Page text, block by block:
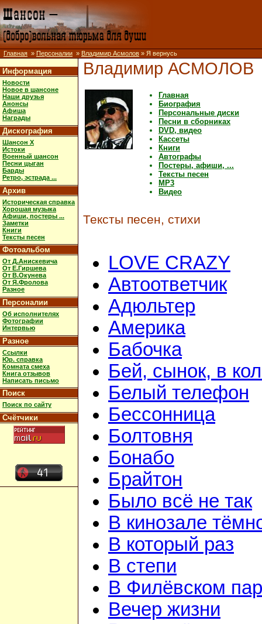
Главная » Персоналии » Владимир Асмолов » Я вернусь
Информация
Новости
Новое в шансоне
Наши друзья
Анонсы
Афиша
Награды
Дискография
Шансон X
Истоки
Военный шансон
Песни цыган
Барды
Ретро, эстрада ...
Архив
Историческая справка
Хорошая музыка
Афиши, постеры ...
Заметки
Книги
Тексты песен
Фотоальбом
От Д.Анискевича
От Е.Гиршева
От В.Окунева
От Я.Фролова
Разное
Персоналии
Об исполнителях
Фотографии
Интервью
Разное
Ссылки
Юр. справка
Комната смеха
Книга отзывов
Написать письмо
Поиск
Поиск по сайту
Счётчики
Владимир АСМОЛОВ
Главная
Биография
Персональные диски
Песни в сборниках
DVD, видео
Кассеты
Книги
Автографы
Постеры, афиши, ...
Тексты песен
MP3
Видео
Тексты песен, стихи
LOVE CRAZY
Автоответчик
Адюльтер
Америка
Бабочка
Бей, сынок, в
Белый телефон
Бессонница
Болтовня
Бонабо
Брайтон
Было всё не так
В кинозале
В который раз
В степи
В Филёвском
Вечер жизни